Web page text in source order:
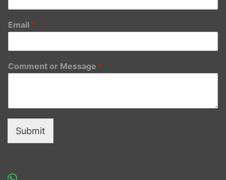
Email *
Comment or Message *
Submit